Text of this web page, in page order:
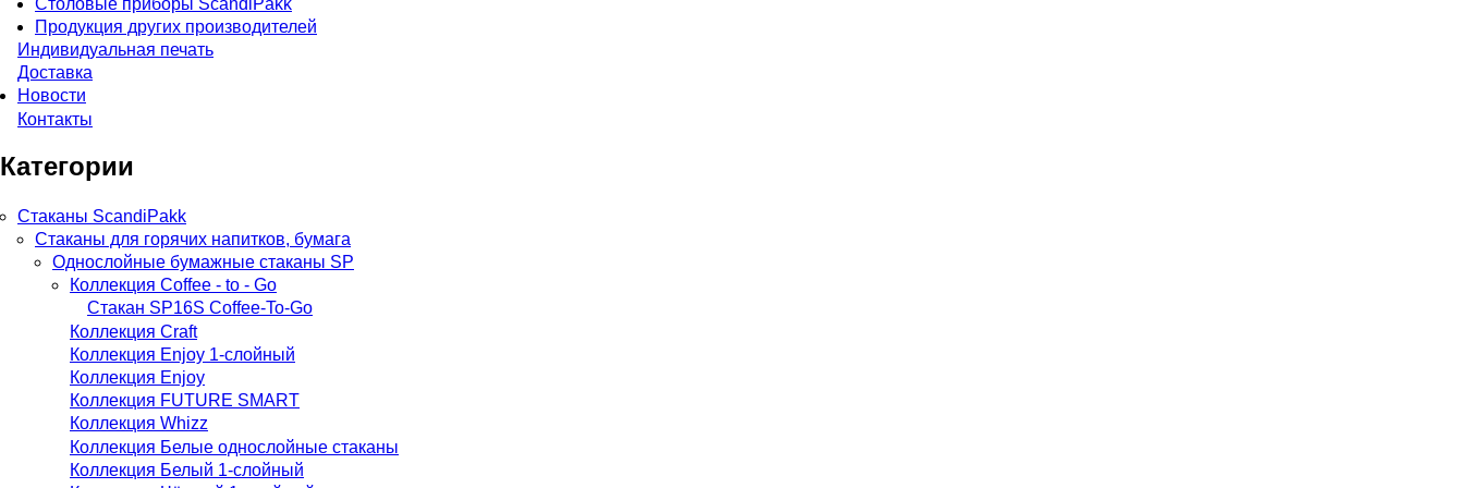
Продукция других производителей
Индивидуальная печать
Доставка
Новости
Контакты
Категории
Стаканы ScandiPakk
Стаканы для горячих напитков, бумага
Однослойные бумажные стаканы SP
Коллекция Coffee - to - Go
Стакан SP16S Coffee-To-Go
Коллекция Craft
Коллекция Enjoy 1-слойный
Коллекция Enjoy
Коллекция FUTURE SMART
Коллекция Whizz
Коллекция Белые однослойные стаканы
Коллекция Белый 1-слойный